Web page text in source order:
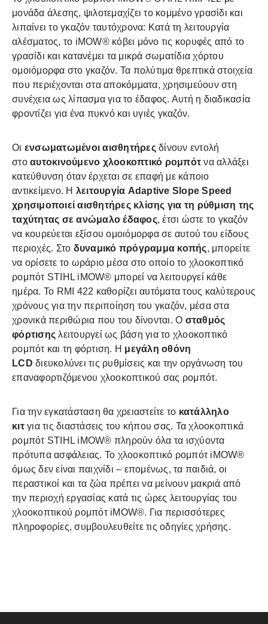
μονάδα άλεσης, ψιλοτεμαχίζει το κομμένο γρασίδι και
λιπαίνει το γκαζόν ταυτόχρονα: Κατά τη λειτουργία
αλέσματος, το iMOW® κόβει μόνο τις κορυφές από το
γρασίδι και κατανέμει τα μικρά σωματίδια χόρτου
ομοιόμορφα στο γκαζόν. Τα πολύτιμα θρεπτικά στοιχεία
που περιέχονται στα αποκόμματα, χρησιμεύουν στη
συνέχεια ως λίπασμα για το έδαφος. Αυτή η διαδικασία
φροντίζει για ένα πυκνό και υγιές γκαζόν.
Οι ενσωματωμένοι αισθητήρες δίνουν εντολή
στο αυτοκινούμενο χλοοκοπτικό ρομπότ να αλλάξει
κατεύθυνση όταν έρχεται σε επαφή με κάποιο
αντικείμενο. Η λειτουργία Adaptive Slope Speed
χρησιμοποιεί αισθητήρες κλίσης για τη ρύθμιση της
ταχύτητας σε ανώμαλο έδαφος, έτσι ώστε το γκαζόν
να κουρεύεται εξίσου ομοιόμορφα σε αυτού του είδους
περιοχές. Στο δυναμικό πρόγραμμα κοπής, μπορείτε
να ορίσετε το ωράριο μέσα στο οποίο το χλοοκοπτικό
ρομπότ STIHL iMOW® μπορεί να λειτουργεί κάθε
ημέρα. Το RMI 422 καθορίζει αυτόματα τους καλύτερους
χρόνους για την περιποίηση του γκαζόν, μέσα στα
χρονικά περιθώρια που του δίνονται. Ο σταθμός
φόρτισης λειτουργεί ως βάση για το χλοοκοπτικό
ρομπότ και τη φόρτιση. Η μεγάλη οθόνη
LCD διευκολύνει τις ρυθμίσεις και την οργάνωση του
επαναφορτιζόμενου χλοοκοπτικού σας ρομπότ.
Για την εγκατάσταση θα χρειαστείτε το κατάλληλο
κιτ για τις διαστάσεις του κήπου σας. Τα χλοοκοπτικά
ρομπότ STIHL iMOW® πληρούν όλα τα ισχύοντα
πρότυπα ασφάλειας. Το χλοοκοπτικό ρομπότ iMOW®
όμως δεν είναι παιχνίδι – επομένως, τα παιδιά, οι
περαστικοί και τα ζώα πρέπει να μείνουν μακριά από
την περιοχή εργασίας κατά τις ώρες λειτουργίας του
χλοοκοπτικού ρομπότ iMOW®. Για περισσότερες
πληροφορίες, συμβουλευθείτε τις οδηγίες χρήσης.